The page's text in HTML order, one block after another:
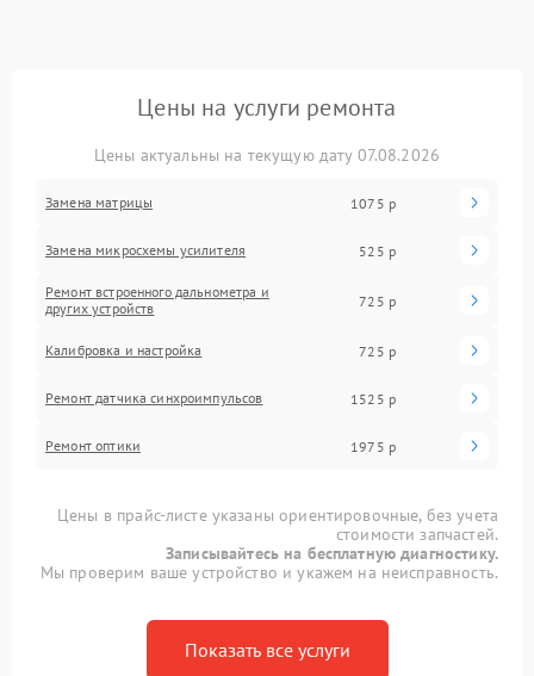
Цены на услуги ремонта
Цены актуальны на текущую дату 07.08.2026
Замена матрицы 1075 р
Замена микросхемы усилителя 525 р
Ремонт встроенного дальнометра и
других устройств
725 р
Калибровка и настройка 725 р
Ремонт датчика синхроимпульсов 1525 р
Ремонт оптики 1975 р
Цены в прайс-листе указаны ориентировочные, без учета
стоимости запчастей.
Записывайтесь на бесплатную диагностику.
Мы проверим ваше устройство и укажем на неисправность.
Показать все услуги